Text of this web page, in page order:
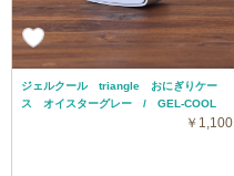
ジェルクール triangle おにぎりケー
ス オイスターグレー / GEL-COOL
￥1,100